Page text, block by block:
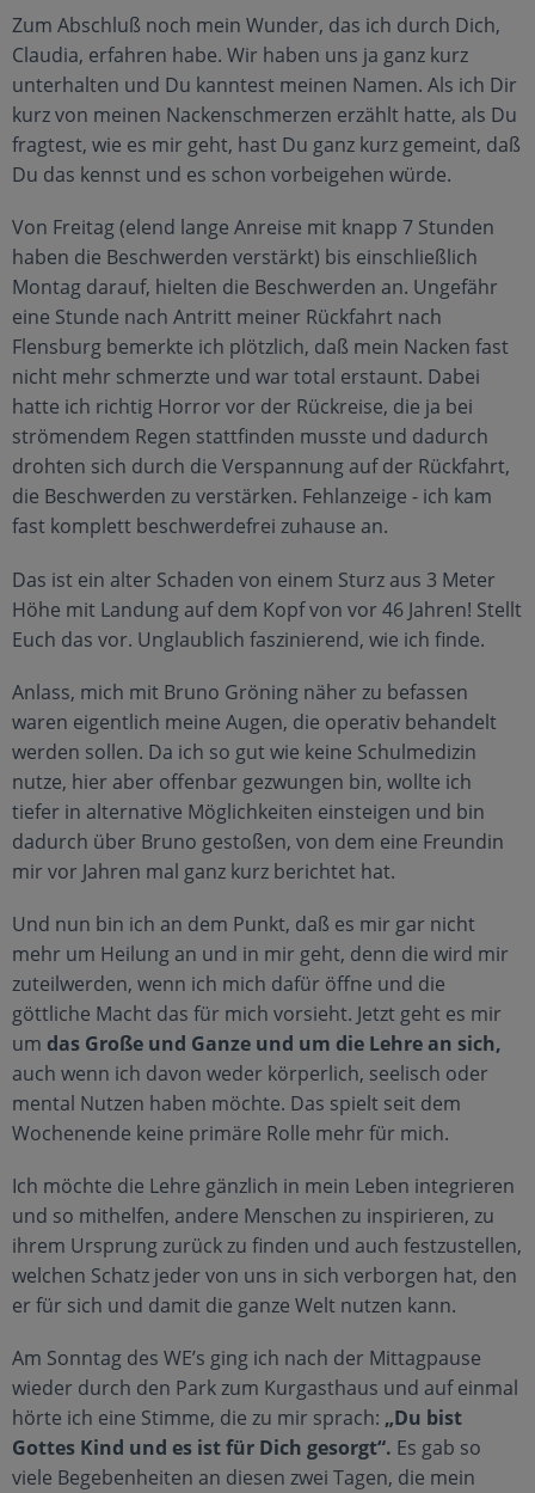
Zum Abschluß noch mein Wunder, das ich durch Dich,
Claudia, erfahren habe. Wir haben uns ja ganz kurz
unterhalten und Du kanntest meinen Namen. Als ich Dir
kurz von meinen Nackenschmerzen erzählt hatte, als Du
fragtest, wie es mir geht, hast Du ganz kurz gemeint, daß
Du das kennst und es schon vorbeigehen würde.
Von Freitag (elend lange Anreise mit knapp 7 Stunden
haben die Beschwerden verstärkt) bis einschließlich
Montag darauf, hielten die Beschwerden an. Ungefähr
eine Stunde nach Antritt meiner Rückfahrt nach
Flensburg bemerkte ich plötzlich, daß mein Nacken fast
nicht mehr schmerzte und war total erstaunt. Dabei
hatte ich richtig Horror vor der Rückreise, die ja bei
strömendem Regen stattfinden musste und dadurch
drohten sich durch die Verspannung auf der Rückfahrt,
die Beschwerden zu verstärken. Fehlanzeige - ich kam
fast komplett beschwerdefrei zuhause an.
Das ist ein alter Schaden von einem Sturz aus 3 Meter
Höhe mit Landung auf dem Kopf von vor 46 Jahren! Stellt
Euch das vor. Unglaublich faszinierend, wie ich finde.
Anlass, mich mit Bruno Gröning näher zu befassen
waren eigentlich meine Augen, die operativ behandelt
werden sollen. Da ich so gut wie keine Schulmedizin
nutze, hier aber offenbar gezwungen bin, wollte ich
tiefer in alternative Möglichkeiten einsteigen und bin
dadurch über Bruno gestoßen, von dem eine Freundin
mir vor Jahren mal ganz kurz berichtet hat.
Und nun bin ich an dem Punkt, daß es mir gar nicht
mehr um Heilung an und in mir geht, denn die wird mir
zuteilwerden, wenn ich mich dafür öffne und die
göttliche Macht das für mich vorsieht. Jetzt geht es mir
um das Große und Ganze und um die Lehre an sich,
auch wenn ich davon weder körperlich, seelisch oder
mental Nutzen haben möchte. Das spielt seit dem
Wochenende keine primäre Rolle mehr für mich.
Ich möchte die Lehre gänzlich in mein Leben integrieren
und so mithelfen, andere Menschen zu inspirieren, zu
ihrem Ursprung zurück zu finden und auch festzustellen,
welchen Schatz jeder von uns in sich verborgen hat, den
er für sich und damit die ganze Welt nutzen kann.
Am Sonntag des WE’s ging ich nach der Mittagpause
wieder durch den Park zum Kurgasthaus und auf einmal
hörte ich eine Stimme, die zu mir sprach: „Du bist
Gottes Kind und es ist für Dich gesorgt“. Es gab so
viele Begebenheiten an diesen zwei Tagen, die mein